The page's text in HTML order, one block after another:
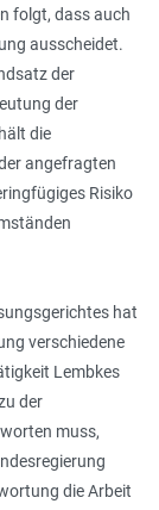
folgt, dass auch
ausscheidet.
der
der
die
angefragten
Risiko
hat
verschiedene
Lembkes
der
muss,
die Arbeit